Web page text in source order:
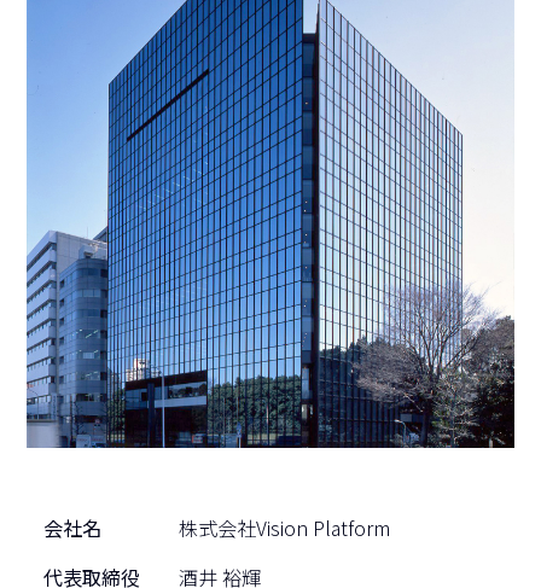
会社名
株式会社Vision Platform
代表取締役
酒井 裕輝